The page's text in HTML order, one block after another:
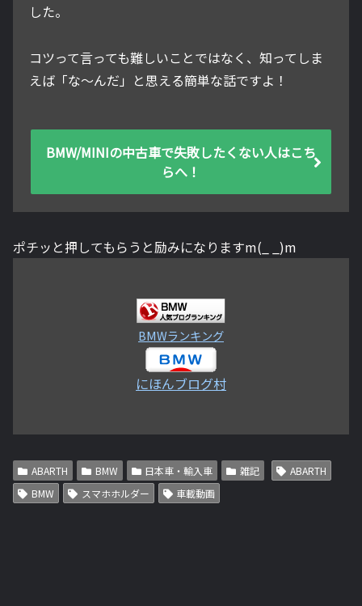
した。
コツって言っても難しいことではなく、知ってしま
えば「な～んだ」と思える簡単な話ですよ！
BMW/MINIの中古車で失敗したくない人はこち
らへ！
ポチッと押してもらうと励みになりますm(_ _)m
BMWランキング
にほんブログ村
ABARTH BMW 日本車・輸入車 雑記
ABARTH
BMW
スマホホルダー 車載動画